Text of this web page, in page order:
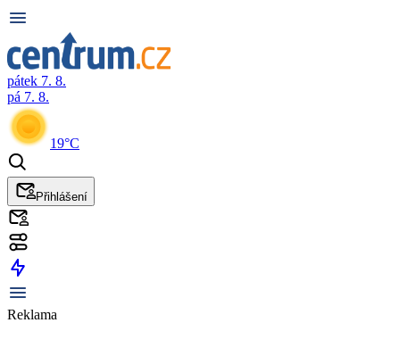
pátek 7. 8.
pá 7. 8.
19°C
Přihlášení
Reklama